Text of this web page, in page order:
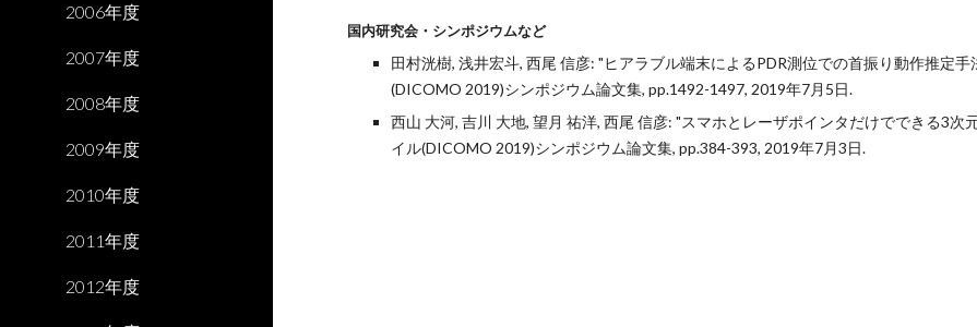
2006年度
2007年度
2008年度
2009年度
2010年度
2011年度
2012年度
国内研究会・シンポジウムなど
田村洸樹, 浅井宏斗, 西尾 信彦: "ヒアラブル端末によるPDR測位での首振り動作推定
(DICOMO 2019)シンポジウム論文集, pp.1492-1497, 2019年7月5日.
西山 大河, 吉川 大地, 望月 祐洋, 西尾 信彦: "スマホとレーザポインタだけでできる3
イル(DICOMO 2019)シンポジウム論文集, pp.384-393, 2019年7月3日.